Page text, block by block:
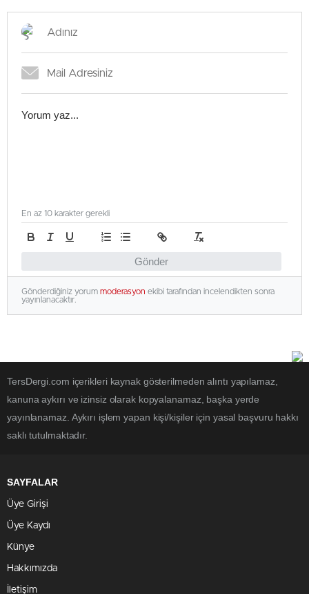
Gönder
En az 10 karakter gerekli
Gönderdiğiniz yorum moderasyon ekibi tarafından incelendikten sonra
yayınlanacaktır.
TersDergi.com içerikleri kaynak gösterilmeden alıntı yapılamaz,
kanuna aykırı ve izinsiz olarak kopyalanamaz, başka yerde
yayınlanamaz. Aykırı işlem yapan kişi/kişiler için yasal başvuru hakkı
saklı tutulmaktadır.
SAYFALAR
Üye Girişi
Üye Kaydı
Künye
Hakkımızda
İletişim